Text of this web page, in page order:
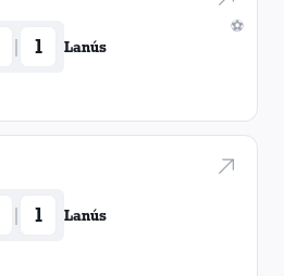
⚽
| 1 Lanús
| 1 Lanús